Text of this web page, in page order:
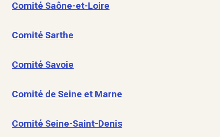
Comité Saône-et-Loire
Comité Sarthe
Comité Savoie
Comité de Seine et Marne
Comité Seine-Saint-Denis